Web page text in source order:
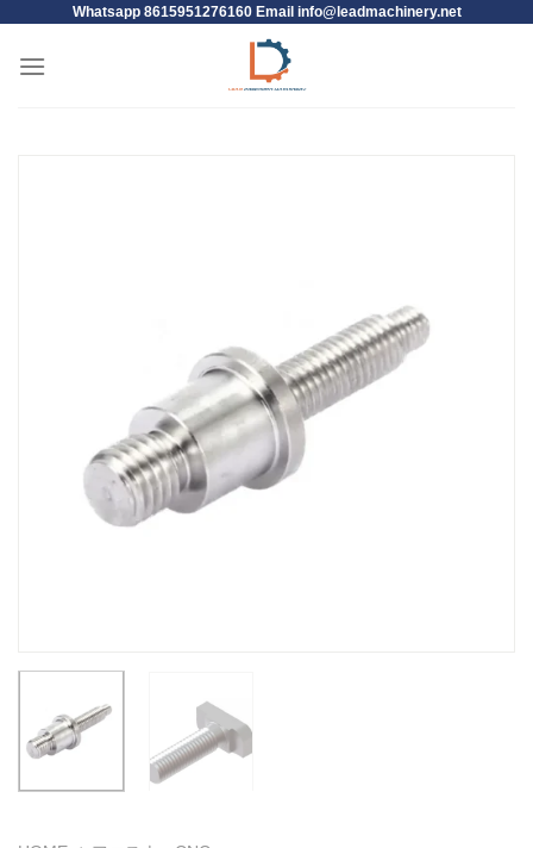
Whatsapp 8615951276160 Email info@leadmachinery.net